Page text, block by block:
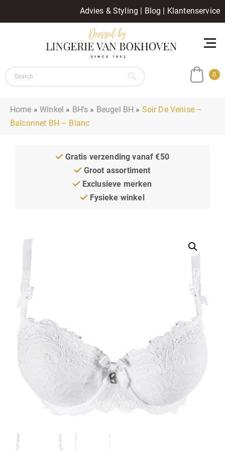
Advies & Styling | Blog | Klantenservice
0
Home »Winkel » BH's » Beugel BH » Soir De Venise –
Balconnet BH – Blanc
Gratis verzending vanaf €50
Groot assortiment
Exclusieve merken
Fysieke winkel